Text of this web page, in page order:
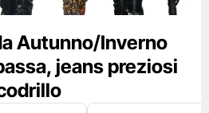
Autunno/Inverno
jeans preziosi